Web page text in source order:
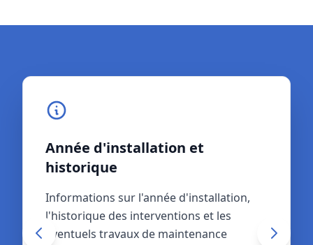
Année d'installation et
historique
Informations sur l'année d'installation,
l'historique des interventions et les
éventuels travaux de maintenance
Référentiel normatif et
garanties
Référentiel normatif applicable (NF P 25-
362 ou NF EN 13241-1) et toutes les
garanties légales du fournisseur.